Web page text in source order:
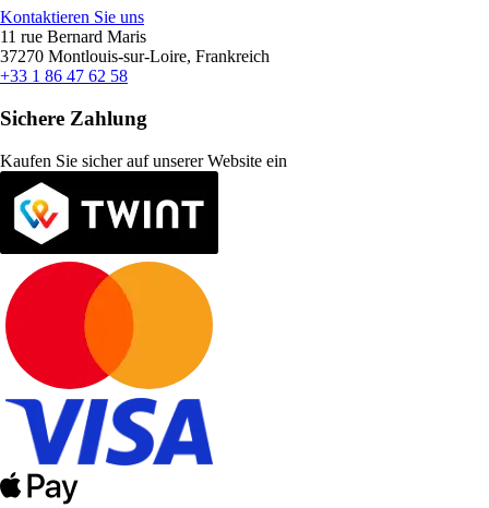
Kontaktieren Sie uns
11 rue Bernard Maris
37270 Montlouis-sur-Loire, Frankreich
+33 1 86 47 62 58
Sichere Zahlung
Kaufen Sie sicher auf unserer Website ein